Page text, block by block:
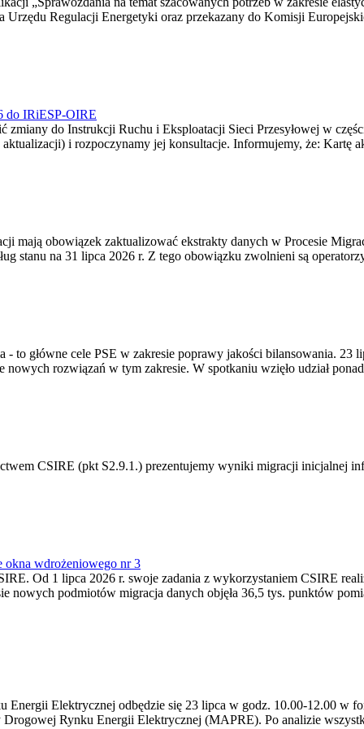
Urzędu Regulacji Energetyki oraz przekazany do Komisji
do IRiESP-OIRE
do Instrukcji Ruchu i Eksploatacji Sieci Przesyłowej w
i rozpoczynamy jej konsultacje. Informujemy, że: Kartę
mają obowiązek zaktualizować ekstrakty danych w Procesie
stanu na 31 lipca 2026 r. Z tego obowiązku zwolnieni są
to główne cele PSE w zakresie poprawy jakości bilansowania. 23
rozwiązań w tym zakresie. W spotkaniu wzięło udział
CSIRE (pkt S2.9.1.) prezentujemy wyniki migracji inicjalnej
okna wdrożeniowego nr 3
Od 1 lipca 2026 r. swoje zadania z wykorzystaniem CSIRE
nowych podmiotów migracja danych objęła 36,5 tys. punktów
Energii Elektrycznej odbędzie się 23 lipca w godz. 10.00-12.00 w
Rynku Energii Elektrycznej (MAPRE). Po analizie